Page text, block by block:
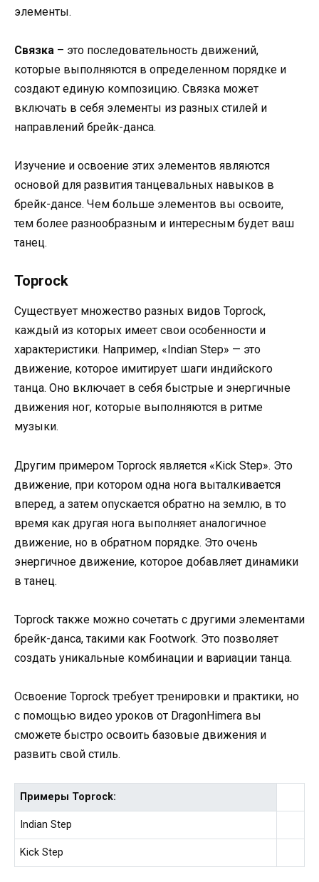
элементы.
Связка – это последовательность движений,
которые выполняются в определенном порядке и
создают единую композицию. Связка может
включать в себя элементы из разных стилей и
направлений брейк-данса.
Изучение и освоение этих элементов являются
основой для развития танцевальных навыков в
брейк-дансе. Чем больше элементов вы освоите,
тем более разнообразным и интересным будет ваш
танец.
Toprock
Существует множество разных видов Toprock,
каждый из которых имеет свои особенности и
характеристики. Например, «Indian Step» — это
движение, которое имитирует шаги индийского
танца. Оно включает в себя быстрые и энергичные
движения ног, которые выполняются в ритме
музыки.
Другим примером Toprock является «Kick Step». Это
движение, при котором одна нога выталкивается
вперед, а затем опускается обратно на землю, в то
время как другая нога выполняет аналогичное
движение, но в обратном порядке. Это очень
энергичное движение, которое добавляет динамики
в танец.
Toprock также можно сочетать с другими элементами
брейк-данса, такими как Footwork. Это позволяет
создать уникальные комбинации и вариации танца.
Освоение Toprock требует тренировки и практики, но
с помощью видео уроков от DragonHimera вы
сможете быстро освоить базовые движения и
развить свой стиль.
Примеры Toprock:
Indian Step
Kick Step